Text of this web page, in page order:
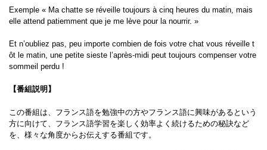
Exemple « Ma chatte se réveille toujours à cinq heures du matin, mais
elle attend patiemment que je me lève pour la nourrir. »
Et n’oubliez pas, peu importe combien de fois votre chat vous réveille t
ôt le matin, une petite sieste l’après-midi peut toujours compenser votre
sommeil perdu !
【番組説明】
この番組は、フランス語を勉強中の方やフランス語に興味があるという
方に向けて、フランス語学習を楽しく効率よく続けるための秘訣など
を、様々な角度からお伝えする番組です。